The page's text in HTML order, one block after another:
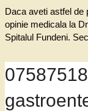
Daca aveti astfel de
opinie medicala la
Spitalul Fundeni.